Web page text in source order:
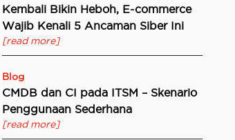
Kembali Bikin Heboh, E-commerce
Wajib Kenali 5 Ancaman Siber Ini
[read more]
Blog
CMDB dan CI pada ITSM – Skenario
Penggunaan Sederhana
[read more]